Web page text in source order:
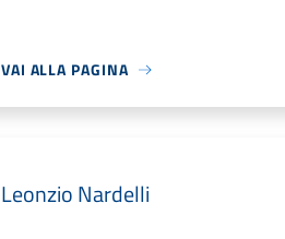
VAI ALLA PAGINA
Leonzio Nardelli